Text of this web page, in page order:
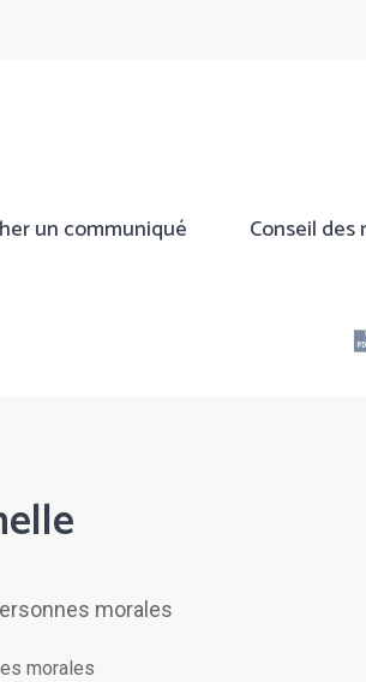
un communiqué Conseil
morales
morales